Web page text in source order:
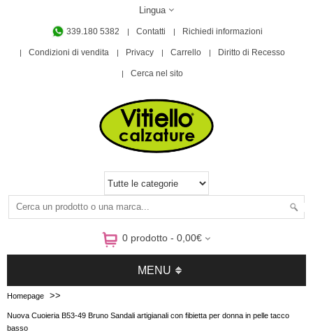
Lingua
339.180 5382 Contatti Richiedi informazioni
Condizioni di vendita Privacy Carrello Diritto di Recesso
Cerca nel sito
0 prodotto - 0,00€
MENU
Homepage >>
Nuova Cuoieria B53-49 Bruno Sandali artigianali con fibietta per donna in pelle tacco
basso